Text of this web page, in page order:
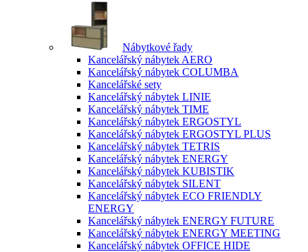
Nábytkové řady
Kancelářský nábytek AERO
Kancelářský nábytek COLUMBA
Kancelářské sety
Kancelářský nábytek LINIE
Kancelářský nábytek TIME
Kancelářský nábytek ERGOSTYL
Kancelářský nábytek ERGOSTYL PLUS
Kancelářský nábytek TETRIS
Kancelářský nábytek ENERGY
Kancelářský nábytek KUBISTIK
Kancelářský nábytek SILENT
Kancelářský nábytek ECO FRIENDLY
ENERGY
Kancelářský nábytek ENERGY FUTURE
Kancelářský nábytek ENERGY MEETING
Kancelářský nábytek OFFICE HIDE